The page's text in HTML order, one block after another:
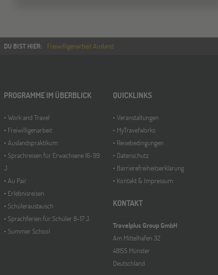
DU BIST HIER: Freiwilligenarbeit Ausland
PROGRAMME IM ÜBERBLICK
Work and Travel
Freiwilligenarbeit
Auslandspraktikum
Sprachreisen für Erwachsene 16-99
J.
Au Pair
Erlebnisreisen
Schüleraustausch
Sprachferien für Schüler 8-17 J.
Summer School
QUICKLINKS
Veranstaltungen
MyTravelWorks
Reisebedingungen
Datenschutz
Barrierefreiheitserklärung
Kontakt & Impressum
KONTAKT
Travelplus Group GmbH
Am Mittelhafen 32
48155 Münster
Deutschland